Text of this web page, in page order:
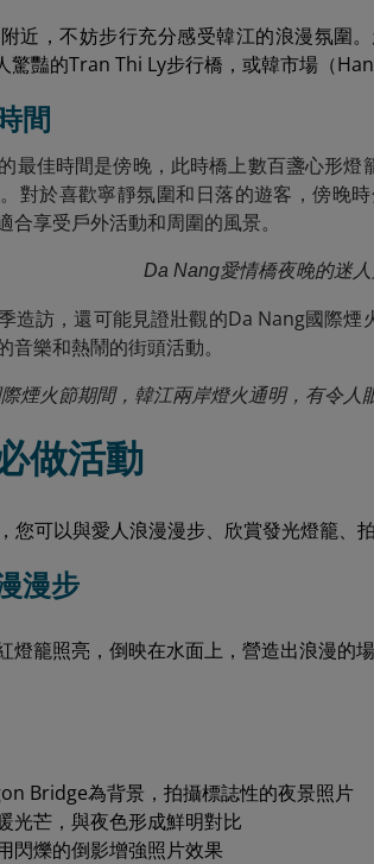
附近，不妨步行充分感受韓江的浪漫氛圍
豔的Tran Thi Ly步行橋，或韓市場（
間
最佳時間是傍晚，此時橋上數百盞心形
對於喜歡寧靜氛圍和日落的遊客，傍晚
合享受戶外活動和周圍的風景。
Da Nang愛情橋夜晚的迷人
造訪，還可能見證壯觀的Da Nang國際
樂和熱鬧的街頭活動。
煙火節期間，韓江兩岸燈火通明，有令人
做活動
您可以與愛人浪漫漫步、欣賞發光燈籠、
漫步
燈籠照亮，倒映在水面上，營造出浪漫的
Bridge為背景，拍攝標誌性的夜景照片
光芒，與夜色形成鮮明對比
閃爍的倒影增強照片效果